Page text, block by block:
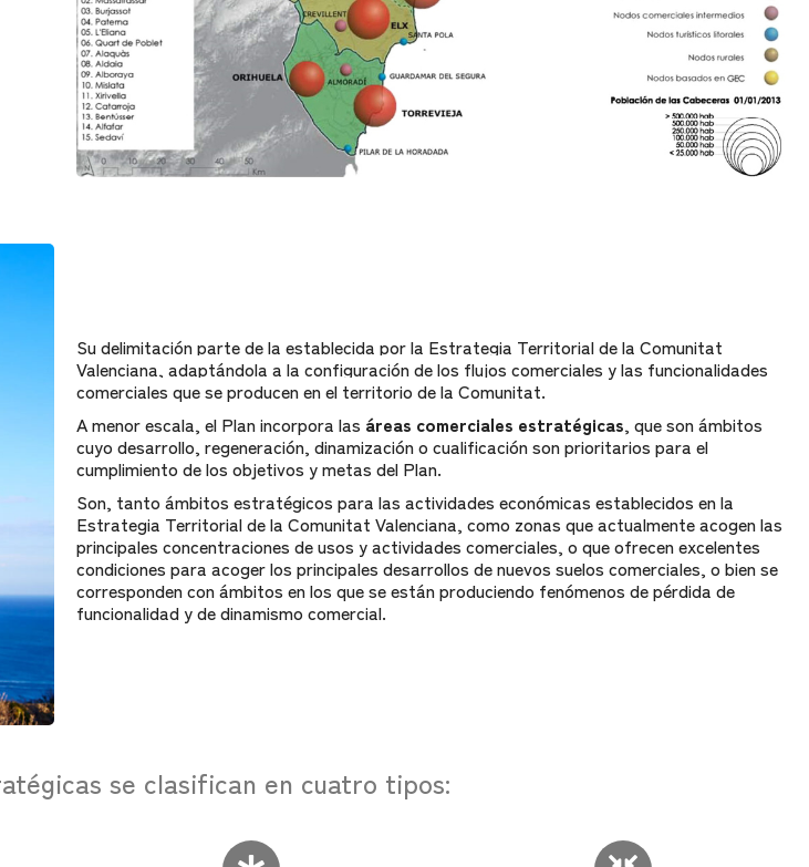
Su delimitación parte de la establecida por la Estrategia Territorial de la Comunitat
Valenciana, adaptándola a la configuración de los flujos comerciales y las funcionalidades
comerciales que se producen en el territorio de la Comunitat.
A menor escala, el Plan incorpora las áreas comerciales estratégicas, que son ámbitos
cuyo desarrollo, regeneración, dinamización o cualificación son prioritarios para el
cumplimiento de los objetivos y metas del Plan.
Son, tanto ámbitos estratégicos para las actividades económicas establecidos en la
Estrategia Territorial de la Comunitat Valenciana, como zonas que actualmente acogen las
principales concentraciones de usos y actividades comerciales, o que ofrecen excelentes
condiciones para acoger los principales desarrollos de nuevos suelos comerciales, o bien se
corresponden con ámbitos en los que se están produciendo fenómenos de pérdida de
funcionalidad y de dinamismo comercial.
se clasifican en cuatro tipos: